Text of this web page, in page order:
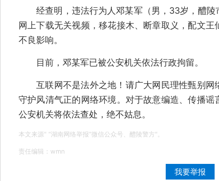
经查明，违法行为人邓某军（男，33岁，醴陵
网上下载无关视频，移花接木、断章取义，配文
不良影响。
目前，邓某军已被公安机关依法行政拘留。
互联网不是法外之地！请广大网民理性甄别网
守护风清气正的网络环境。对于故意编造、传播
公安机关将依法查处，绝不姑息。
本文来源" “湖南网络举报”微信公众号、醴陵警方"。
责任编辑：wmn
我要举报